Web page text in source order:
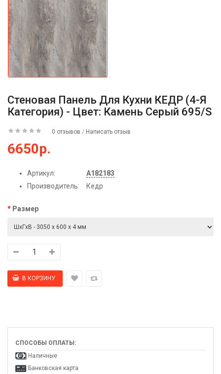
Стеновая Панель Для Кухни КЕДР (4-Я
Категория) - Цвет: Камень Серый 695/S
0 отзывов / Написать отзыв
6650р.
Артикул:
А182183
Производитель:
Кедр
Размер
СПОСОБЫ ОПЛАТЫ:
Наличные
Банковская карта